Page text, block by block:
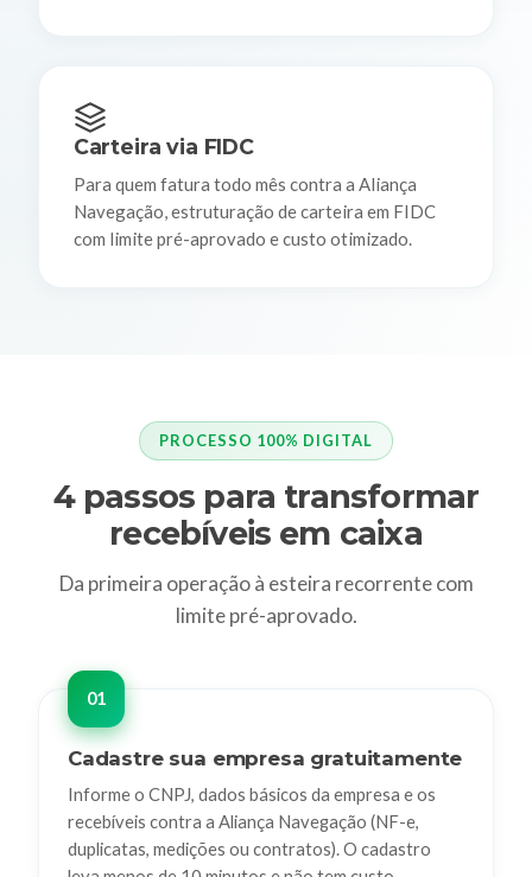
Carteira via FIDC
Para quem fatura todo mês contra a Aliança
Navegação, estruturação de carteira em FIDC
com limite pré-aprovado e custo otimizado.
PROCESSO 100% DIGITAL
4 passos para transformar
recebíveis em caixa
Da primeira operação à esteira recorrente com
limite pré-aprovado.
Cadastre sua empresa gratuitamente
Informe o CNPJ, dados básicos da empresa e os
recebíveis contra a Aliança Navegação (NF-e,
duplicatas, medições ou contratos). O cadastro